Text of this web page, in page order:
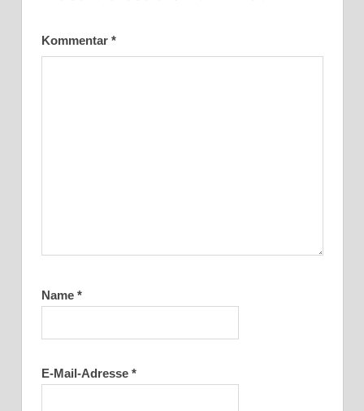
Kommentar *
Name *
E-Mail-Adresse *